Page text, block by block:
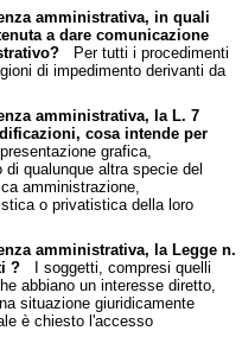
amministrativa, in quali
a dare comunicazione
Per tutti i procedimenti
di impedimento derivanti da
amministrativa, la L. 7
cosa intende per
grafica,
qualunque altra specie del
amministrazione,
o privatistica della loro
amministrativa, la Legge n.
?I soggetti, compresi quelli
abbiano un interesse diretto,
situazione giuridicamente
è chiesto l'accesso